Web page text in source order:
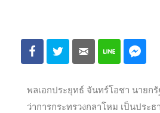
พลเอกประยุทธ์ จันทร์โอชา นายก
ว่าการกระทรวงกลาโหม เป็นประ